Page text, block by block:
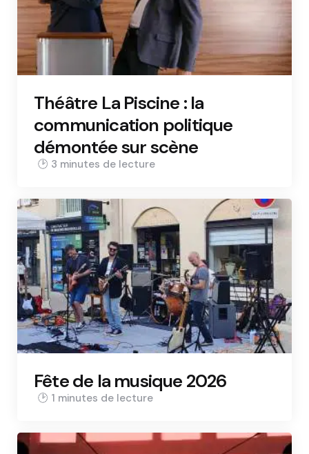
Théâtre La Piscine : la
communication politique
démontée sur scène
3 min
Fête de la musique 2026
1 min